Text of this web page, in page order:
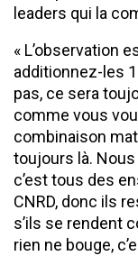
leaders qui la
« L’observation
additionnez-les
pas, ce sera
comme vous
combinaison
toujours là.
c’est tous des
CNRD, donc ils
s’ils se rendent
rien ne bouge,